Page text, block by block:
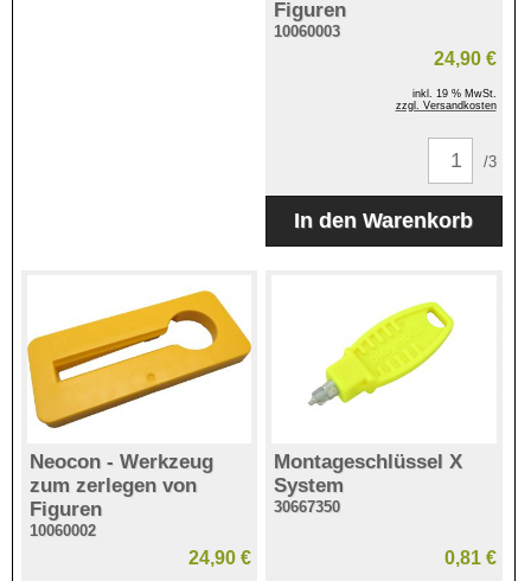
Figuren
10060003
24,90 €
inkl. 19 % MwSt.
zzgl. Versandkosten
/3
Neocon - Werkzeug
zum zerlegen von
Figuren
10060002
24,90 €
Montageschlüssel X
System
30667350
0,81 €